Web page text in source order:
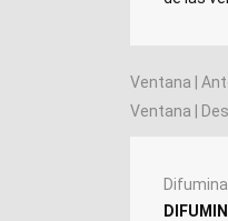
Ventana |
Ventana |